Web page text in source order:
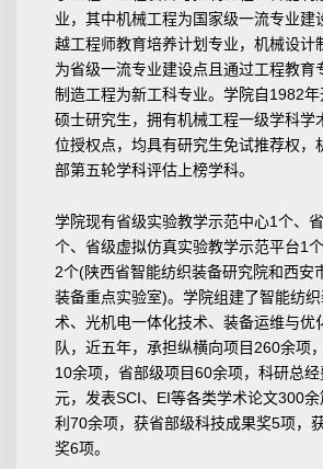
业，其中机械工程为国家级一流专业建
越工程师教育培养计划专业，机械设计
为省级一流专业建设点且通过工程教育
制造工程为新工科专业。学院自1982
硕士研究生，拥有机械工程一级学科学
位授权点，均具有研究生免试推荐权，
部第五轮学科评估上榜学科。
学院现有省级实验教学示范中心1个、
个、省级虚拟仿真实验教学示范平台1
2个(陕西省智能纺织装备研究院和西安
装备重点实验室)。学院组建了智能纺
术、光机电一体化技术、装备运维与优
队，近五年，承担纵横向项目260余项
10余项，省部级项目60余项，科研总
元，发表SCI、EI等各类学术论文300
利70余项，获省部级科技成果奖5项，
奖6项。